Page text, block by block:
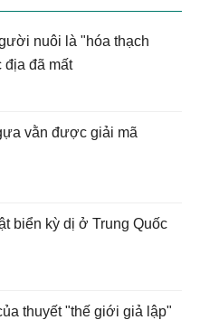
nuôi là "hóa thạch
địa đã mất
vằn được giải mã
biển kỳ dị ở Trung Quốc
thuyết "thế giới giả lập"